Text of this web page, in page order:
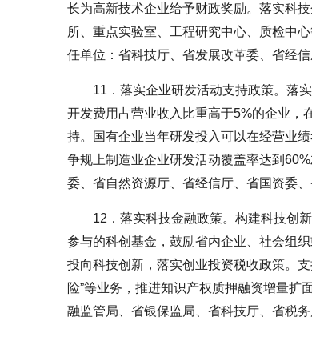
长为高新技术企业给予财政奖励。落实科
所、重点实验室、工程研究中心、质检中
任单位：省科技厅、省发展改革委、省经信
11．落实企业研发活动支持政策。落
开发费用占营业收入比重高于5%的企业，
持。国有企业当年研发投入可以在经营业
争规上制造业企业研发活动覆盖率达到
委、省自然资源厅、省经信厅、省国资委、
12．落实科技金融政策。构建科技创
参与的科创基金，鼓励省内企业、社会组
投向科技创新，落实创业投资税收政策。支
险”等业务，推进知识产权质押融资增量扩
融监管局、省银保监局、省科技厅、省税